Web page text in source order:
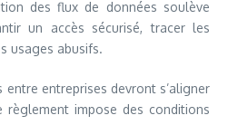
des flux de données soulève
un accès sécurisé, tracer les
usages abusifs.
entreprises devront s’aligner
règlement impose des conditions